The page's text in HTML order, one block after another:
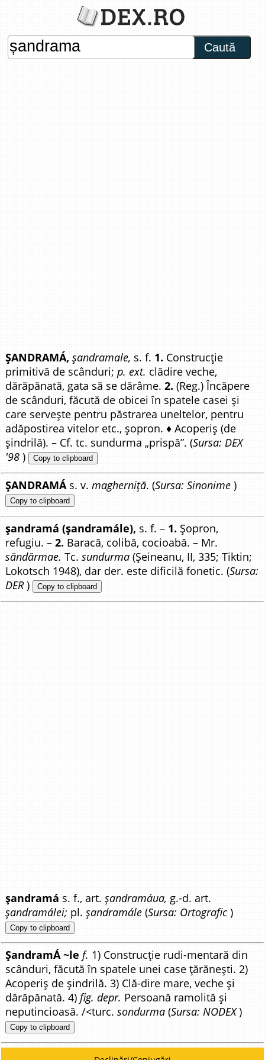
Caută
ȘANDRAMÁ, șandramale, s. f. 1. Construcție
primitivă de scânduri;p. ext. clădire veche,
dărăpănată, gata să se dărâme.2. (Reg.) Încăpere
de scânduri, făcută de obicei în spatele casei și
care servește pentru păstrarea uneltelor, pentru
adăpostirea vitelor etc., șopron. ♦ Acoperiș (de
șindrilă). – Cf. tc. sundurma „prispă”. (Sursa: DEX
'98 ) Copy to clipboard
ȘANDRAMÁs. v.magherniță. (Sursa: Sinonime )
Copy to clipboard
șandramá (șandramále), s. f. – 1. Șopron,
refugiu. –2. Baracă, colibă, cocioabă. – Mr.
săndărmae. Tc.sundurma (Șeineanu, II, 335; Tiktin;
Lokotsch 1948), dar der. este dificilă fonetic. (Sursa:
DER) Copy to clipboard
șandramá s. f., art.șandramáua, g.-d. art.
șandramálei; pl.șandramále (Sursa: Ortografic)
Copy to clipboard
ȘandramÁ ~le f. 1) Construcție rudi-mentară din
scânduri, făcută în spatele unei case țărănești. 2)
Acoperiș de șindrilă. 3) Clă-dire mare, veche și
dărăpănată. 4)fig. depr. Persoană ramolită și
neputincioasă. /<turc.sondurma (Sursa: NODEX)
Copy to clipboard